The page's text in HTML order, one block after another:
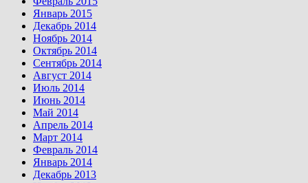
Январь 2015
Декабрь 2014
Ноябрь 2014
Октябрь 2014
Сентябрь 2014
Август 2014
Июль 2014
Июнь 2014
Май 2014
Апрель 2014
Март 2014
Февраль 2014
Январь 2014
Декабрь 2013